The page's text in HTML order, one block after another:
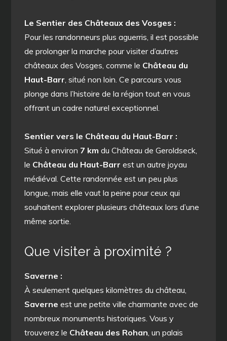
Le Sentier des Châteaux des Vosges :
Pour les randonneurs plus aguerris, il est possible
de prolonger la marche pour visiter d’autres
châteaux des Vosges, comme le Château du
Haut-Barr, situé non loin. Ce parcours vous
plonge dans l’histoire de la région tout en vous
offrant un cadre naturel exceptionnel.
Sentier vers le Château du Haut-Barr :
Situé à environ 7 km du Château de Geroldseck,
le Château du Haut-Barr est un autre joyau
médiéval. Cette randonnée est un peu plus
longue, mais elle vaut la peine pour ceux qui
souhaitent explorer plusieurs châteaux lors d’une
même sortie.
Que visiter à proximité ?
Saverne :
À seulement quelques kilomètres du château,
Saverne est une petite ville charmante avec de
nombreux monuments historiques. Vous y
trouverez le Château des Rohan, un palais